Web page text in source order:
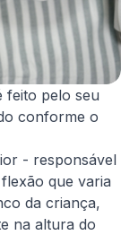
feito pelo seu
conforme o
- responsável
que varia
da criança,
na altura do